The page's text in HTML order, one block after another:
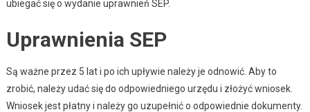
ubiegać się o wydanie uprawnień SEP.
Uprawnienia SEP
Są ważne przez 5 lat i po ich upływie należy je odnowić. Aby to
zrobić, należy udać się do odpowiedniego urzędu i złożyć wniosek.
Wniosek jest płatny i należy go uzupełnić o odpowiednie dokumenty.